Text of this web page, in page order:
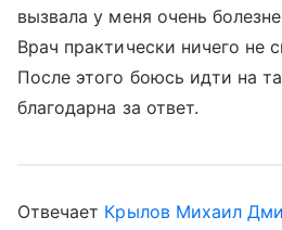
вызвала у меня очень
Врач практически ничего не
После этого боюсь идти на
благодарна за ответ.
Отвечает Крылов Михаил